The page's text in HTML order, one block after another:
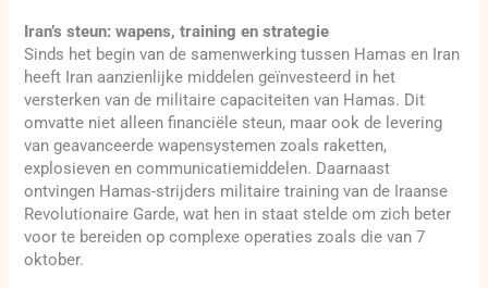
Iran’s steun: wapens, training en strategie
Sinds het begin van de samenwerking tussen Hamas en Iran
heeft Iran aanzienlijke middelen geïnvesteerd in het
versterken van de militaire capaciteiten van Hamas. Dit
omvatte niet alleen financiële steun, maar ook de levering
van geavanceerde wapensystemen zoals raketten,
explosieven en communicatiemiddelen. Daarnaast
ontvingen Hamas-strijders militaire training van de Iraanse
Revolutionaire Garde, wat hen in staat stelde om zich beter
voor te bereiden op complexe operaties zoals die van 7
oktober.